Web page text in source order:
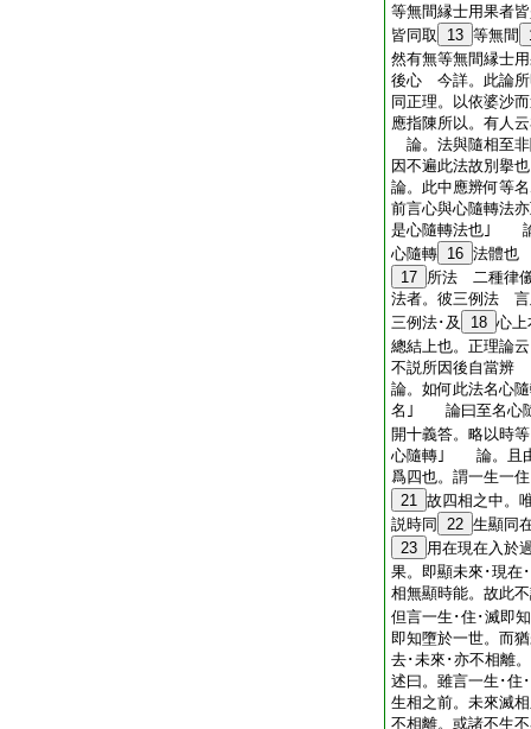
等無間縁士用果者
皆同取
13 等無間
然有無等無間縁士
後心 今詳。此論所
同正理。以依婆沙
應指陳所以。有人
論。法與隨相至
因不遍此法故別擧也
論。此中應辨何等
前言心與心隨轉法
是心隨轉法也｣ 論
心隨轉 16 法體也
17 所法 二種律
法者。彼三例法 言
三例法･及
18 心
總結上也。正理論
不説所因後自當辨
論。如何此法名心
名｣ 論曰至名心隨
開十義答。略以時
心隨轉｣ 論。且由
爲四也。謂一生一
21 故四相之中。
説時同
22 生顯同
23 用在現在入於
果。即顯未來･現在
相無顯時能。故此
但言一生･住･滅即
即知墮於一世。而
去･未來･亦不相離
述曰。雖言一生･住
生相之前。未來滅
不相離。或諸不生